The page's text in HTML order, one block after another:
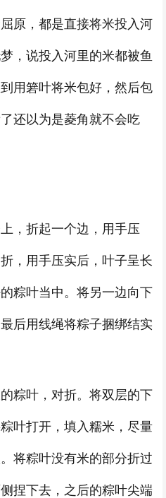
原，都是直接将米投入河
，说投入河里的米都被鱼
用箬叶将米包好，然后包
还以为是菱角就不会吃
，折起一个边，用手压
，用手压实后，叶子呈长
粽叶当中。将另一边向下
后用线绳将粽子捆绑结实
粽叶，对折。将双层的下
叶打开，填入糯米，尽量
将粽叶没有米的部分折过
捏下去，之后的粽叶尖端